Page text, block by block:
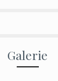
Galerie